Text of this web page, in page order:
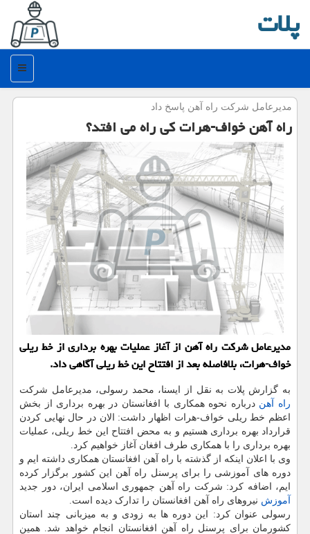
پلات
منو
مدیرعامل شركت راه آهن پاسخ داد
راه آهن خواف-هرات كی راه می افتد؟
مدیرعامل شركت راه آهن از آغاز عملیات بهره برداری از خط ریلی
خواف-هرات، بلافاصله بعد از افتتاح این خط ریلی آگاهی داد.
به گزارش پلات به نقل از ایسنا، محمد رسولی، مدیرعامل شرکت
راه آهن درباره نحوه همکاری با افغانستان در بهره برداری از بخش
اعظم خط ریلی خواف-هرات اظهار داشت: الان در حال نهایی کردن
قرارداد بهره برداری هستیم و به محض افتتاح این خط ریلی، عملیات
بهره برداری را با همکاری طرف افغان آغاز خواهیم کرد.
وی با اعلان اینکه از گذشته با راه آهن افغانستان همکاری داشته ایم و
دوره های آموزشی را برای پرسنل راه آهن این کشور برگزار کرده
ایم، اضافه کرد: شرکت راه آهن جمهوری اسلامی ایران، دور جدید
آموزش نیروهای راه آهن افغانستان را تدارک دیده است.
رسولی عنوان کرد: این دوره ها به زودی و به میزبانی چند استان
کشورمان برای پرسنل راه آهن افغانستان انجام خواهد شد. همین